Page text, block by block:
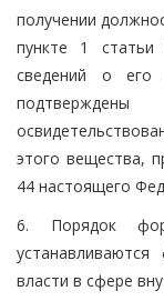
получении
пункте 1 статьи
сведений о его
этого вещества,
44 настоящего
6. Порядок
власти в сфере